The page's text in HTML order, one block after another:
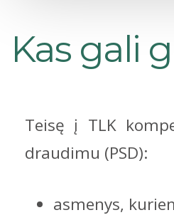
Kas gali
Teisę į TLK
draudimu (PSD):
asmenys,